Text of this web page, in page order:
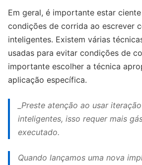
Em geral, é importante estar
condições de corrida ao escrever
inteligentes. Existem várias
usadas para evitar condições de
importante escolher a técnica
aplicação específica.
_Preste atenção ao usar
inteligentes, isso requer mais
executado.
Quando lançamos uma nova